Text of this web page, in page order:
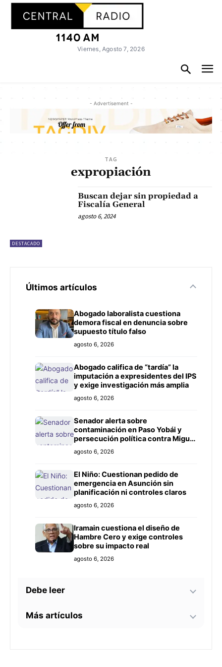
Viernes, Agosto 7, 2026
- Advertisement -
TAG
expropiación
DESTACADO
Buscan dejar sin propiedad a
Fiscalía General
agosto 6, 2024
Últimos artículos
Abogado laboralista cuestiona
demora fiscal en denuncia sobre
supuesto título falso
agosto 6, 2026
Abogado califica de “tardía” la
imputación a expresidentes del IPS
y exige investigación más amplia
agosto 6, 2026
Senador alerta sobre
contaminación en Paso Yobái y
persecución política contra Miguel
Prieto
agosto 6, 2026
El Niño: Cuestionan pedido de
emergencia en Asunción sin
planificación ni controles claros
agosto 6, 2026
Iramain cuestiona el diseño de
Hambre Cero y exige controles
sobre su impacto real
agosto 6, 2026
Debe leer
Bomberos advierten sobre zonas
Más artículos